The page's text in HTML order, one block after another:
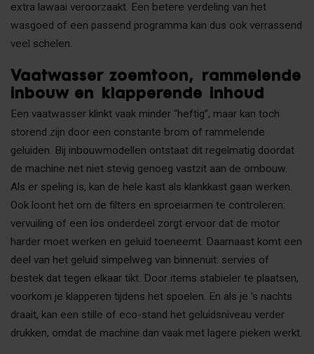
extra lawaai veroorzaakt. Een betere verdeling van het
wasgoed of een passend programma kan dus ook verrassend
veel schelen.
Vaatwasser zoemtoon, rammelende
inbouw en klapperende inhoud
Een vaatwasser klinkt vaak minder “heftig”, maar kan toch
storend zijn door een constante brom of rammelende
geluiden. Bij inbouwmodellen ontstaat dit regelmatig doordat
de machine net niet stevig genoeg vastzit aan de ombouw.
Als er speling is, kan de hele kast als klankkast gaan werken.
Ook loont het om de filters en sproeiarmen te controleren:
vervuiling of een los onderdeel zorgt ervoor dat de motor
harder moet werken en geluid toeneemt. Daarnaast komt een
deel van het geluid simpelweg van binnenuit: servies of
bestek dat tegen elkaar tikt. Door items stabieler te plaatsen,
voorkom je klapperen tijdens het spoelen. En als je ’s nachts
draait, kan een stille of eco-stand het geluidsniveau verder
drukken, omdat de machine dan vaak met lagere pieken werkt.